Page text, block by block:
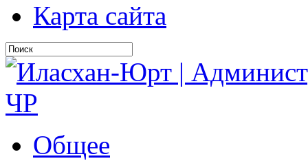
Карта сайта
Общее